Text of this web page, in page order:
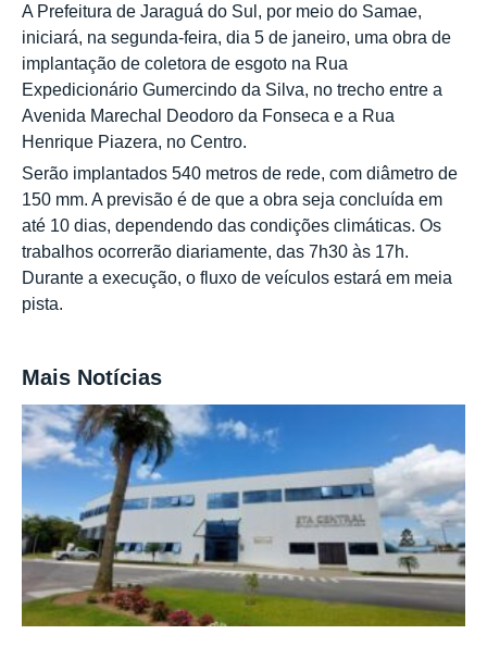
A Prefeitura de Jaraguá do Sul, por meio do Samae,
iniciará, na segunda-feira, dia 5 de janeiro, uma obra de
implantação de coletora de esgoto na Rua
Expedicionário Gumercindo da Silva, no trecho entre a
Avenida Marechal Deodoro da Fonseca e a Rua
Henrique Piazera, no Centro.
Serão implantados 540 metros de rede, com diâmetro de
150 mm. A previsão é de que a obra seja concluída em
até 10 dias, dependendo das condições climáticas. Os
trabalhos ocorrerão diariamente, das 7h30 às 17h.
Durante a execução, o fluxo de veículos estará em meia
pista.
Mais Notícias